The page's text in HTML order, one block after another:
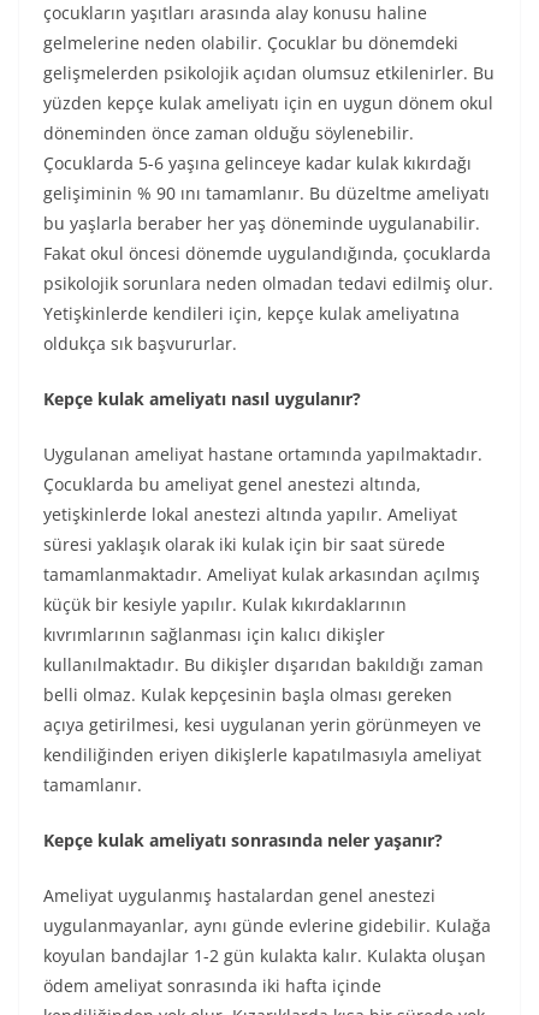
çocukların yaşıtları arasında alay konusu haline
gelmelerine neden olabilir. Çocuklar bu dönemdeki
gelişmelerden psikolojik açıdan olumsuz etkilenirler. Bu
yüzden kepçe kulak ameliyatı için en uygun dönem okul
döneminden önce zaman olduğu söylenebilir.
Çocuklarda 5-6 yaşına gelinceye kadar kulak kıkırdağı
gelişiminin % 90 ını tamamlanır. Bu düzeltme ameliyatı
bu yaşlarla beraber her yaş döneminde uygulanabilir.
Fakat okul öncesi dönemde uygulandığında, çocuklarda
psikolojik sorunlara neden olmadan tedavi edilmiş olur.
Yetişkinlerde kendileri için, kepçe kulak ameliyatına
oldukça sık başvururlar.
Kepçe kulak ameliyatı nasıl uygulanır?
Uygulanan ameliyat hastane ortamında yapılmaktadır.
Çocuklarda bu ameliyat genel anestezi altında,
yetişkinlerde lokal anestezi altında yapılır. Ameliyat
süresi yaklaşık olarak iki kulak için bir saat sürede
tamamlanmaktadır. Ameliyat kulak arkasından açılmış
küçük bir kesiyle yapılır. Kulak kıkırdaklarının
kıvrımlarının sağlanması için kalıcı dikişler
kullanılmaktadır. Bu dikişler dışarıdan bakıldığı zaman
belli olmaz. Kulak kepçesinin başla olması gereken
açıya getirilmesi, kesi uygulanan yerin görünmeyen ve
kendiliğinden eriyen dikişlerle kapatılmasıyla ameliyat
tamamlanır.
Kepçe kulak ameliyatı sonrasında neler yaşanır?
Ameliyat uygulanmış hastalardan genel anestezi
uygulanmayanlar, aynı günde evlerine gidebilir. Kulağa
koyulan bandajlar 1-2 gün kulakta kalır. Kulakta oluşan
ödem ameliyat sonrasında iki hafta içinde